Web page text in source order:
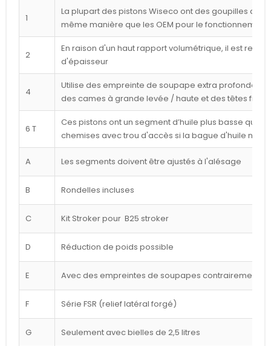
1
La plupart des pistons Wiseco ont des goupilles
même manière que les OEM pour le
2
En raison d'un haut rapport volumétrique, il est
d'épaisseur
4
Utilise des empreinte de soupape extra profondes
des cames à grande levée / haute et des têtes
6 T
Ces pistons ont un segment d’huile plus basse que
chemises avec trou d'accès si la bague d'huile
A Les segments doivent être ajustés à l'alésage
B Rondelles incluses
C Kit Stroker pour B25 stroker
D Réduction de poids possible
E Avec des empreintes de soupapes contrairement à
F Série FSR (relief latéral forgé)
G Seulement avec bielles de 2,5 litres